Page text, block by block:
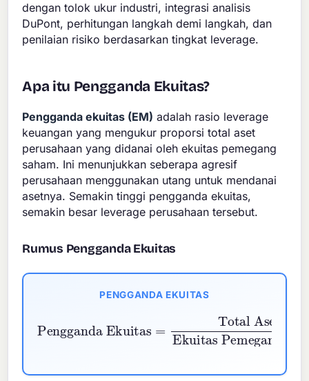
dengan tolok ukur industri, integrasi analisis
DuPont, perhitungan langkah demi langkah, dan
penilaian risiko berdasarkan tingkat leverage.
Apa itu Pengganda Ekuitas?
Pengganda ekuitas (EM) adalah rasio leverage
keuangan yang mengukur proporsi total aset
perusahaan yang didanai oleh ekuitas pemegang
saham. Ini menunjukkan seberapa agresif
perusahaan menggunakan utang untuk mendanai
asetnya. Semakin tinggi pengganda ekuitas,
semakin besar leverage perusahaan tersebut.
Rumus Pengganda Ekuitas
PENGGANDA EKUITAS
Ekuitas Pemegang Saham